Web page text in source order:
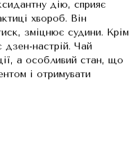
дію, сприяє
хвороб. Він
зміцнює судини. Крім
настрій. Чай
а особливий стан, що
і отримувати